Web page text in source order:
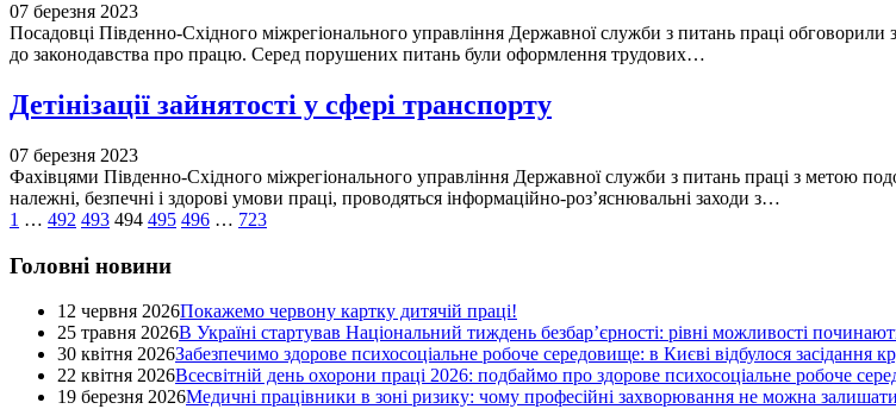
07 березня 2023
Посадовці Південно-Східного міжрегіонального управління Державної служби з питань праці обговорили
до законодавства про працю. Серед порушених питань були оформлення трудових…
Детінізації зайнятості у сфері транспорту
07 березня 2023
Фахівцями Південно-Східного міжрегіонального управління Державної служби з питань праці з метою
належні, безпечні і здорові умови праці, проводяться інформаційно-роз’яснювальні заходи з…
1 … 492 493 494 495 496 … 723
Головні новини
12 червня 2026Покажемо червону картку дитячій праці!
25 травня 2026В Україні стартував Національний тиждень безбар’єрності: рівні можливості
30 квітня 2026Забезпечимо здорове психосоціальне робоче середовище: в Києві відбулося засідання
22 квітня 2026Всесвітній день охорони праці 2026: подбаймо про здорове психосоціальне робоче
19 березня 2026Медичні працівники в зоні ризику: чому професійні захворювання не можна